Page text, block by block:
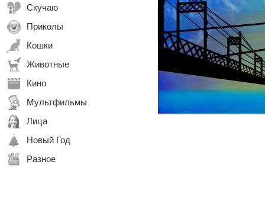
Скучаю
Приколы
Кошки
Животные
Кино
Мультфильмы
Лица
Новый Год
Разное